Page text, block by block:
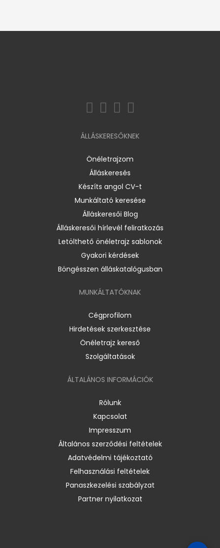
ÁLLÁSKERESŐKNEK
Önéletrajzom
Álláskeresés
Készíts angol CV-t
Munkáltató keresése
Álláskeresői Blog
Álláskeresői hírlevél feliratkozás
Letölthető önéletrajz sablonok
Gyakori kérdések
Böngésszen álláskatalógusban
MUNKÁLTATÓKNAK
Cégprofilom
Hirdetések szerkesztése
Önéletrajz kereső
Szolgáltatások
ÁLTALÁNOS INFORMÁCIÓK
Rólunk
Kapcsolat
Impresszum
Általános szerződési feltételek
Adatvédelmi tájékoztató
Felhasználási feltételek
Panaszkezelési szabályzat
Partner nyilatkozat